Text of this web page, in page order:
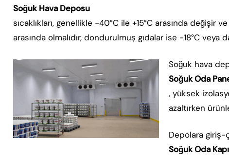
Soğuk Hava Deposu
sıcaklıkları, genellikle -40°C ile +15°C arasında
arasında olmalıdır, dondurulmuş gıdalar ise -18°C veya
Soğuk hava
Soğuk Oda
, yüksek
azaltırken
Depolara giriş-
Soğuk Oda